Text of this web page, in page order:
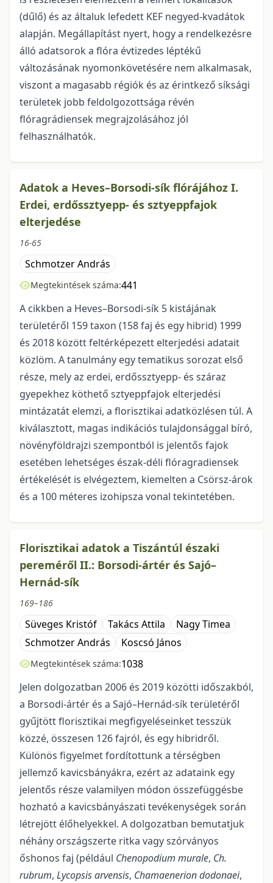
(dűlő) és az általuk lefedett KEF negyed-kvadátok
alapján. Megállapítást nyert, hogy a rendelkezésre
álló adatsorok a flóra évtizedes léptékű
változásának nyomonkövetésére nem alkalmasak,
viszont a magasabb régiók és az érintkező síksági
területek jobb feldolgozottsága révén
flóragrádiensek megrajzolásához jól
felhasználhatók.
Adatok a Heves–Borsodi-sík flórájához I.
Erdei, erdőssztyepp- és sztyeppfajok
elterjedése
16-65
Schmotzer András
Megtekintések száma:441
A cikkben a Heves–Borsodi-sík 5 kistájának
területéről 159 taxon (158 faj és egy hibrid) 1999
és 2018 között feltérképezett elterjedési adatait
közlöm. A tanulmány egy tematikus sorozat első
ré­sze, mely az erdei, erdőssztyepp- és száraz
gyepekhez köthető sztyeppfajok elterjedési
mintázatát elem­zi, a florisztikai adatközlésen túl. A
kiválasztott, magas indikációs tulajdonsággal bíró,
nö­vény­föld­raj­zi szempontból is jelentős fajok
esetében lehetséges észak-déli flóragradiensek
értékelését is el­vé­gez­tem, kiemelten a Csörsz-árok
és a 100 méteres izohipsza vonal tekintetében.
Florisztikai adatok a Tiszántúl északi
pereméről II.: Borsodi-ártér és Sajó–
Hernád-sík
169–186
Süveges Kristóf Takács Attila
Nagy Timea
Schmotzer András
Koscsó János
Megtekintések száma:1038
Jelen dolgozatban 2006 és 2019 közötti időszakból,
a Borsodi-ártér és a Sajó–Hernád-sík területéről
gyűjtött florisztikai megfigyeléseinket tesszük
közzé, összesen 126 fajról, és egy hibridről.
Különös figyelmet fordítottunk a térségben
jellemző kavicsbányákra, ezért az adataink egy
jelentős része valamilyen módon összefüggésbe
hozható a kavicsbányászati tevékenységek során
létrejött élőhelyekkel. A dolgozatban bemutatjuk
néhány országszerte ritka vagy szórványos
őshonos faj (például Chenopodium murale, Ch.
rubrum, Lycopsis arvensis, Chamaenerion dodonaei,